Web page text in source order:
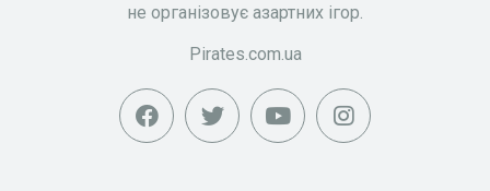
Pirates.com.ua
не організовує азартних ігор.